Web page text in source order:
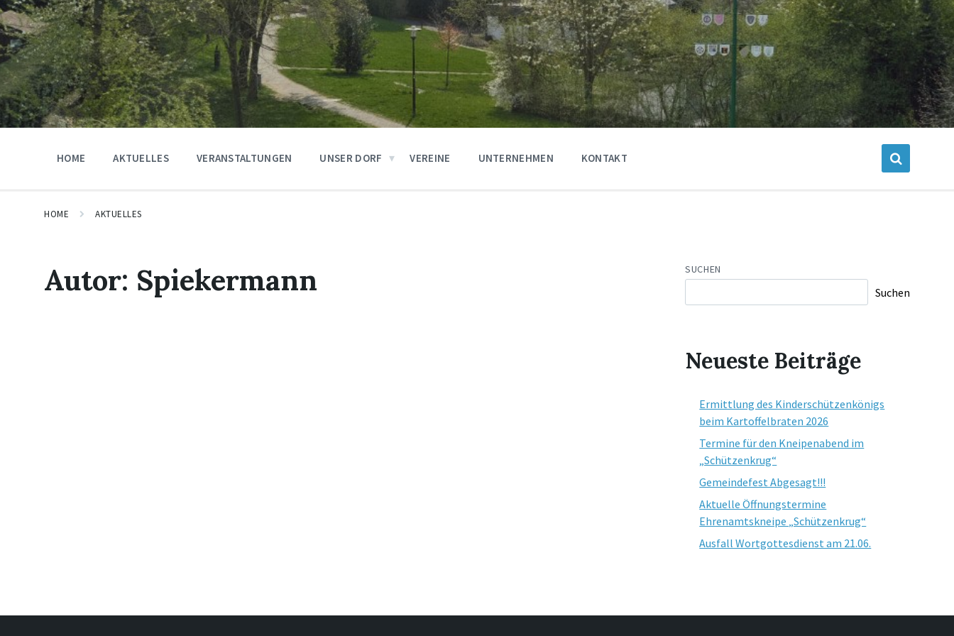
HOME AKTUELLES VERANSTALTUNGEN UNSER DORF VEREINE UNTERNEHMEN KONTAKT
HOME AKTUELLES
Autor: Spiekermann SUCHEN
Suchen
Neueste Beiträge
Ermittlung des Kinderschützenkönigs
beim Kartoffelbraten 2026
Termine für den Kneipenabend im
„Schützenkrug“
Gemeindefest Abgesagt!!!
Aktuelle Öffnungstermine
Ehrenamtskneipe „Schützenkrug“
Ausfall Wortgottesdienst am 21.06.